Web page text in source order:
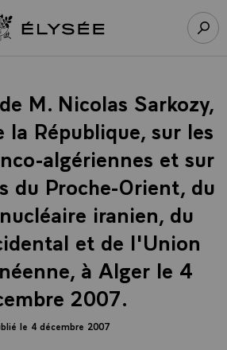
Retour à l’accueil Élysée
M. Nicolas Sarkozy,
la République, sur les
algériennes et sur
du Proche-Orient, du
iranien, du
et de l'Union
à Alger le 4
2007.
le 4 décembre 2007
cookies